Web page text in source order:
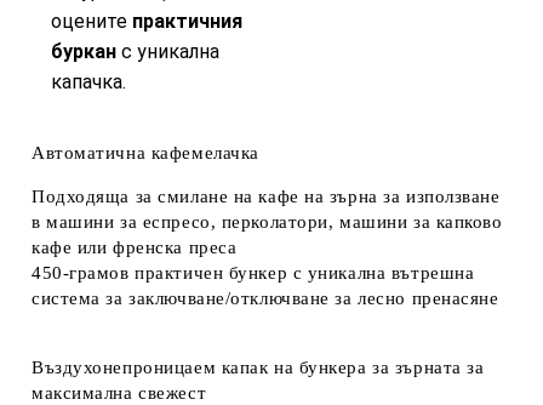
оцените практичния
буркан с уникална
капачка.
Автоматична кафемелачка
Подходяща за смилане на кафе на зърна за използване
в машини за еспресо, перколатори, машини за капково
кафе или френска преса
450-грамов практичен бункер с уникална вътрешна
система за заключване/отключване за лесно пренасяне
Въздухонепроницаем капак на бункера за зърната за
максимална свежест